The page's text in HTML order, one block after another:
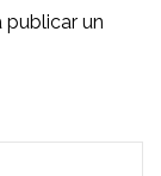
publicar un